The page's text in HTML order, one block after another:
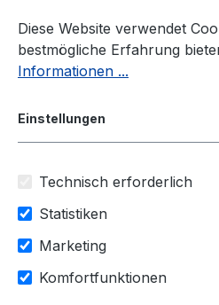
Zum Hauptinhalt springen
Industrielle Kommunikation
Mediakonverter
Diese Website verwendet
bestmögliche Erfahrung
Informationen ...
Einstellungen
Technisch erforderlich
Statistiken
Marketing
Komfortfunktionen